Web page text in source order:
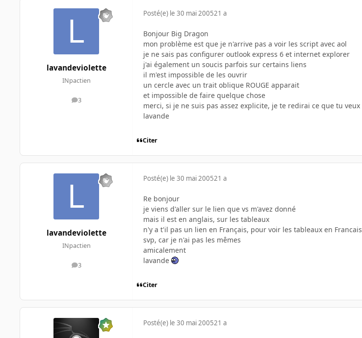
lavandeviolette
INpactien
3
messages
Posté(e) le 30 mai 200521 a
Bonjour Big Dragon
mon problème est que je n'arrive pas a voir les script avec aol
je ne sais pas configurer outlook express 6 et internet explorer
j'ai également un soucis parfois sur certains liens
il m'est impossible de les ouvrir
un cercle avec un trait oblique ROUGE apparait
et impossible de faire quelque chose
merci, si je ne suis pas assez explicite, je te redirai ce que tu veux
lavande
Citer
lavandeviolette
INpactien
3
messages
Posté(e) le 30 mai 200521 a
Re bonjour
je viens d'aller sur le lien que vs m'avez donné
mais il est en anglais, sur les tableaux
n'y a t'il pas un lien en Français, pour voir les tableaux en Francais
svp, car je n'ai pas les mêmes
amicalement
lavande
Citer
Posté(e) le 30 mai 200521 a